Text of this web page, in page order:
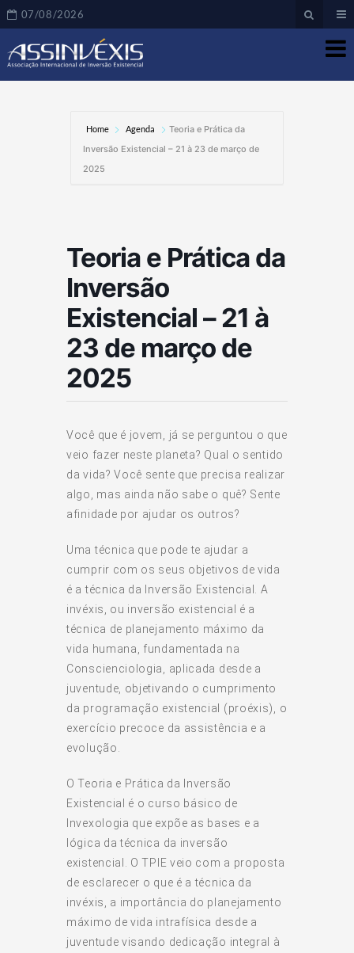
07/08/2026
Home Agenda
Teoria e Prática da
Inversão Existencial – 21 à 23 de março de
2025
Teoria e Prática da
Inversão
Existencial – 21 à
23 de março de
2025
Você que é jovem, já se perguntou o que
veio fazer neste planeta? Qual o sentido
da vida? Você sente que precisa realizar
algo, mas ainda não sabe o quê? Sente
afinidade por ajudar os outros?
Uma técnica que pode te ajudar a
cumprir com os seus objetivos de vida
é a técnica da Inversão Existencial. A
invéxis, ou inversão existencial é a
técnica de planejamento máximo da
vida humana, fundamentada na
Conscienciologia, aplicada desde a
juventude, objetivando o cumprimento
da programação existencial (proéxis), o
exercício precoce da assistência e a
evolução.
O Teoria e Prática da Inversão
Existencial é o curso básico de
Invexologia que expõe as bases e a
lógica da técnica da inversão
existencial. O TPIE veio com a proposta
de esclarecer o que é a técnica da
invéxis, a importância do planejamento
máximo de vida intrafísica desde a
juventude visando dedicação integral à